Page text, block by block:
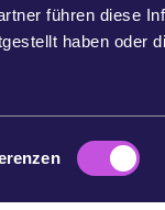
führen diese
haben oder